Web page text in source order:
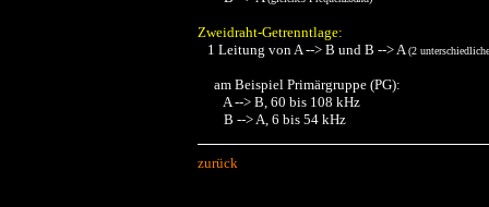
Zweidraht-Getrenntlage:
1 Leitung von A --> B und B --> A(2
am Beispiel Primärgruppe (PG):
A --> B, 60 bis 108 kHz
B --> A, 6 bis 54 kHz
zurück